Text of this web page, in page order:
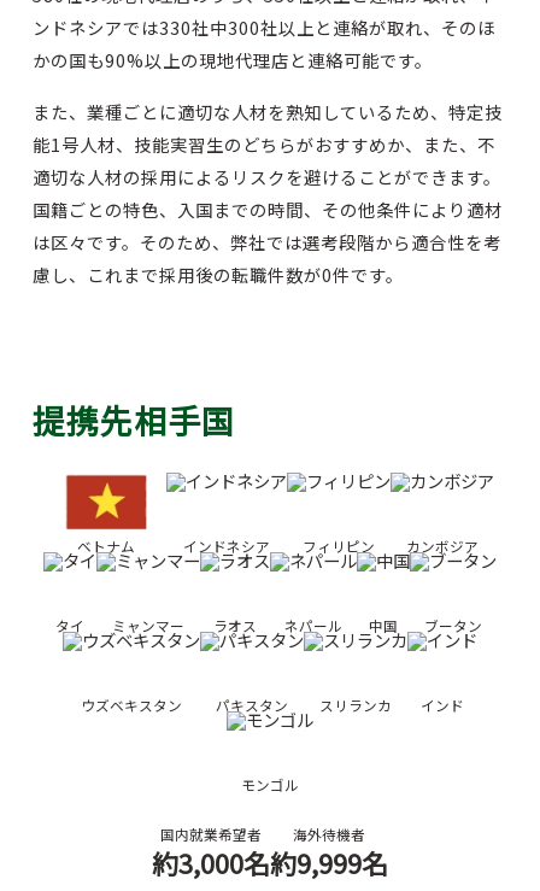
ンドネシアでは330社中300社以上と連絡が取れ、そのほ
かの国も90%以上の現地代理店と連絡可能です。
また、業種ごとに適切な人材を熟知しているため、特定技
能1号人材、技能実習生のどちらがおすすめか、また、不
適切な人材の採用によるリスクを避けることができます。
国籍ごとの特色、入国までの時間、その他条件により適材
は区々です。そのため、弊社では選考段階から適合性を考
慮し、これまで採用後の転職件数が0件です。
提携先相手国
ベトナム インドネシア フィリピン カンボジア
タイ ミャンマー ラオス ネパール 中国 ブータン
ウズベキスタン パキスタン スリランカ インド
モンゴル
国内就業希望者
約3,000名
海外待機者
約9,999名